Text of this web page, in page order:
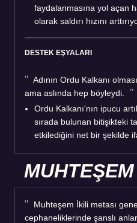
faydalanmasına yol açan
olarak saldırı hızını
DESTEK EŞYALARI
Adının Ordu Kalkanı
ama aslında hep böyleydi.
Ordu Kalkanı'nın ipucu
sırada bulunan bitişikteki
etkilediğini net bir şekilde
Muhteşem İkili metası
cephaneliklerinde şanslı